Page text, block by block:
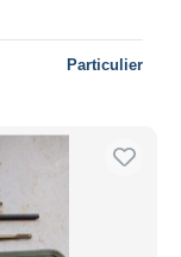
Particulier